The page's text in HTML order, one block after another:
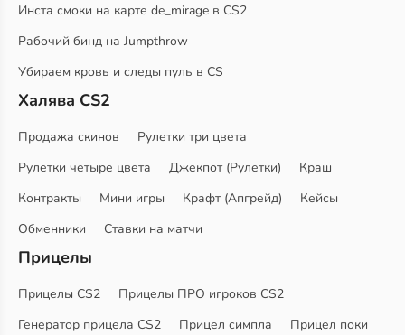
Инста смоки на карте de_mirage в CS2
Рабочий бинд на Jumpthrow
Убираем кровь и следы пуль в CS
Халява CS2
Продажа скинов
Рулетки три цвета
Рулетки четыре цвета
Джекпот (Рулетки)
Краш
Контракты
Мини игры Крафт (Апгрейд)
Кейсы
Обменники
Ставки на матчи
Прицелы
Прицелы CS2
Прицелы ПРО игроков CS2
Генератор прицела CS2
Прицел симпла
Прицел поки